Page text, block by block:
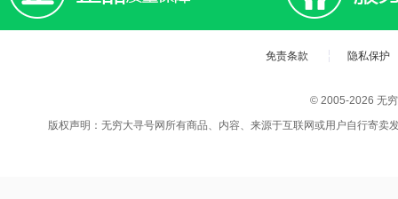
免责条款 隐私保护
© 2005-2026 无
版权声明：无穷大寻号网所有商品、内容、来源于互联网或用户自行寄卖